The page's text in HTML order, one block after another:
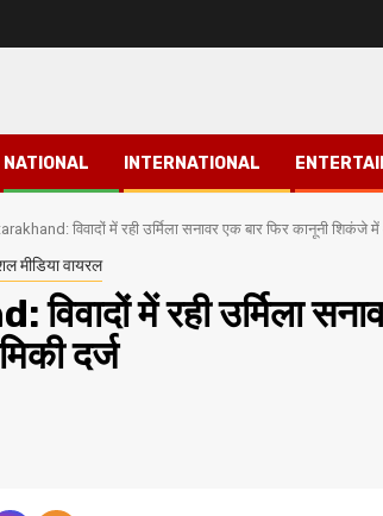
NATIONAL INTERNATIONAL
विवादों में रही उर्मिला सनावर एक बार फिर कानूनी शिकंजे
मीडिया वायरल
में रही उर्मिला
दर्ज